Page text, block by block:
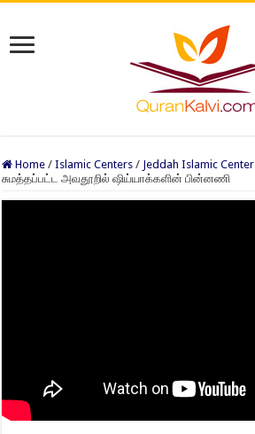
Home / Islamic Centers / Jeddah Islamic Center
சுமத்தப்பட்ட அவதூறில் ஷிய்யாக்களின் பின்னணி